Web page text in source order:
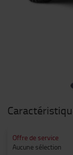
Offre de service
Aucune sélection